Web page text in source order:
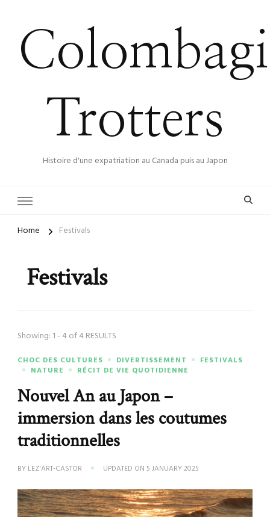
Trotters
Histoire d'une expatriation au Canada puis au Japon
Home Festivals
Festivals
Showing: 1 - 4 of 4 RESULTS
CHOC DES CULTURES DIVERTISSEMENT
FESTIVALS
NATURE
RÉCIT DE VIE QUOTIDIENNE
Nouvel An au Japon –
immersion dans les coutumes
traditionnelles
BY LEZ'ART-CASTOR UPDATED ON 5 JANUARY 2025